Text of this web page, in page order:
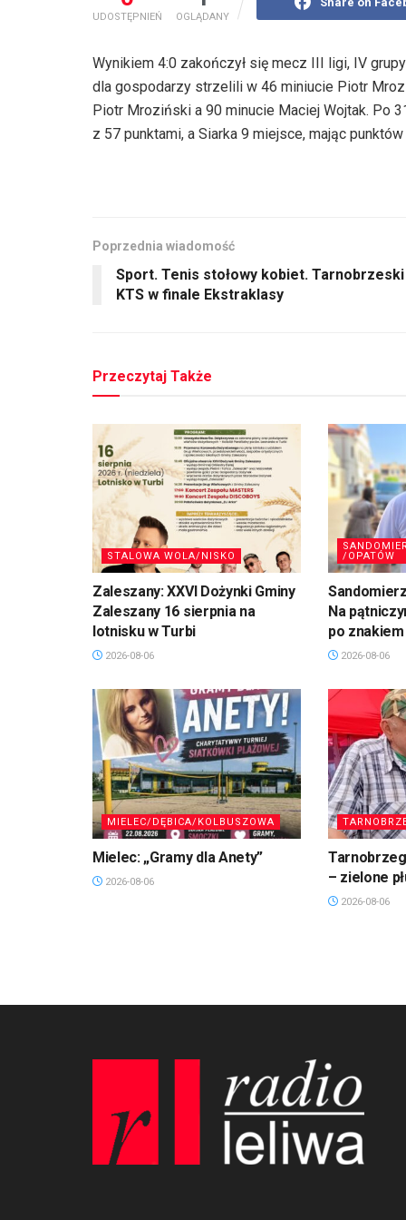
UDOSTĘPNIEŃ OGLĄDANY
Wynikiem 4:0 zakończył się mecz III ligi, IV
dla gospodarzy strzelili w 46 miniucie Piotr
Piotr Mroziński a 90 minucie Maciej Wojtak. Po
z 57 punktami, a Siarka 9 miejsce, mając punktów
Poprzednia wiadomość
Sport. Tenis stołowy kobiet. Tarnobrzeski
KTS w finale Ekstraklasy
Przeczytaj Także
STALOWA WOLA/NISKO
Zaleszany: XXVI Dożynki Gminy
Zaleszany 16 sierpnia na
lotnisku w Turbi
2026-08-06
/OPATÓW
Na
po
2026-08-06
MIELEC/DĘBICA/KOLBUSZOWA
Mielec: „Gramy dla Anety”
2026-08-06
– zielone
2026-08-06